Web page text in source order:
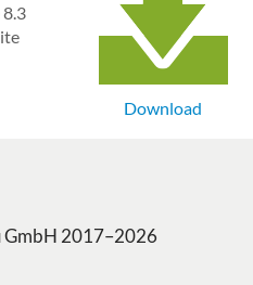
Download
2017–2026